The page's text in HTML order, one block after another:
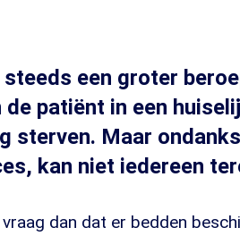
een groter
de patiënt in een
sterven. Maar
kan niet iedereen
dan dat er bedden